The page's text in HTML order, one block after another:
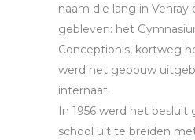
naam die lang in Venray
gebleven: het
Conceptionis, kortweg
werd het gebouw
internaat.
In 1956 werd het besluit
school uit te breiden